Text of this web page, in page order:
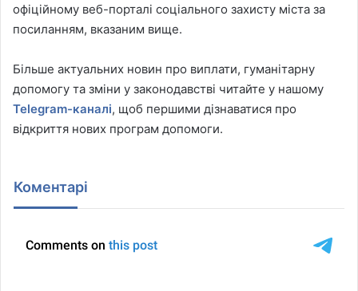
офіційному веб-порталі соціального захисту міста за
посиланням, вказаним вище.
Більше актуальних новин про виплати, гуманітарну
допомогу та зміни у законодавстві читайте у нашому
Telegram-каналі, щоб першими дізнаватися про
відкриття нових програм допомоги.
Коментарі